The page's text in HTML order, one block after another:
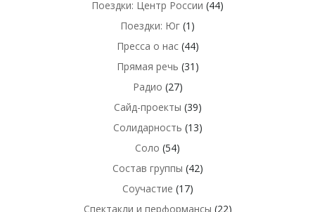
Поездки: Центр России (44)
Поездки: Юг (1)
Пресса о нас(44)
Прямая речь (31)
Радио (27)
Сайд-проекты (39)
Солидарность (13)
Соло (54)
Состав группы (42)
Соучастие (17)
Спектакли и перформансы (22)